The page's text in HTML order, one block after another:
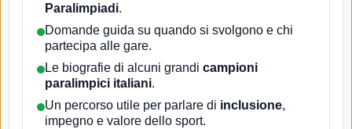
Paralimpiadi.
Domande guida su quando si svolgono e chi
partecipa alle gare.
Le biografie di alcuni grandi campioni
paralimpici italiani.
Un percorso utile per parlare di inclusione,
impegno e valore dello sport.